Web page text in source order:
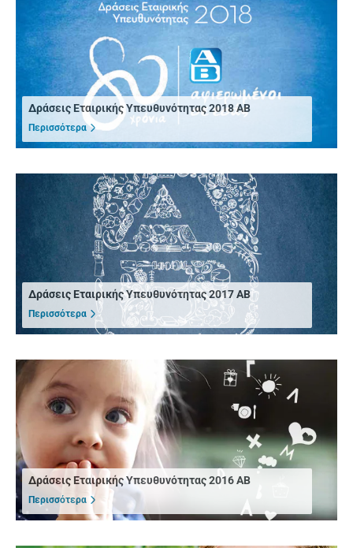
Δράσεις Εταιρικής Υπευθυνότητας 2018 ΑΒ
Περισσότερα
Δράσεις Εταιρικής Υπευθυνότητας 2017 ΑΒ
Περισσότερα
Δράσεις Εταιρικής Υπευθυνότητας 2016 ΑΒ
Περισσότερα